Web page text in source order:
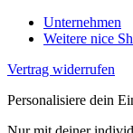
Unternehmen
Weitere nice
Vertrag widerrufen
Personalisiere dein